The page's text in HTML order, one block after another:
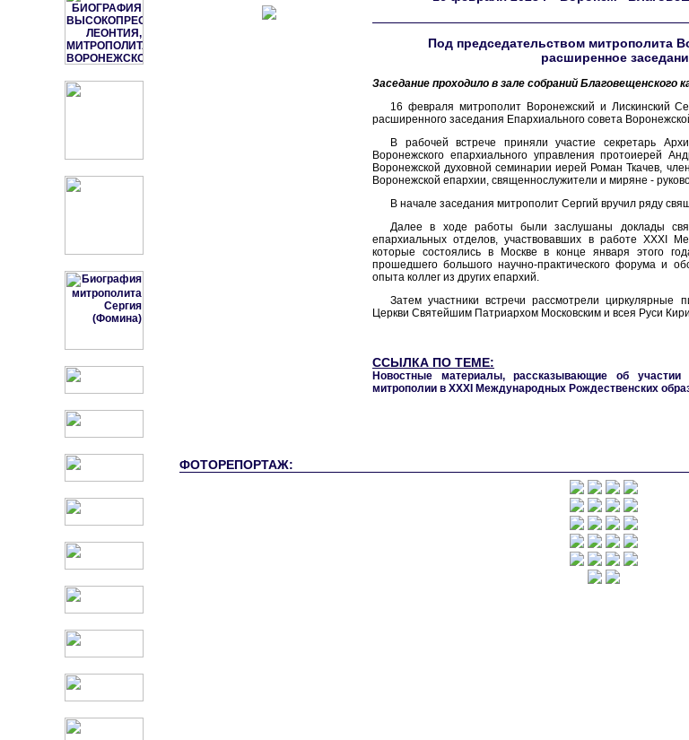
Под председательством митрополита
расширенное
Заседание проходило в зале собраний Благовещенского
16 февраля митрополит Воронежский и Лискинский
расширенного заседания Епархиального совета
В рабочей встрече приняли участие секретарь
Воронежского епархиального управления протоиерей
Воронежской духовной семинарии иерей Роман Ткачев,
Воронежской епархии, священнослужители и миряне -
В начале заседания митрополит Сергий вручил ряду
Далее в ходе работы были заслушаны доклады
епархиальных отделов, участвовавших в работе ХХХI
которые состоялись в Москве в конце января этого
прошедшего большого научно-практического форума и
опыта коллег из других епархий.
Затем участники встречи рассмотрели циркулярные
Церкви Святейшим Патриархом Московским и всея Руси
ССЫЛКА ПО ТЕМЕ:
Новостные материалы, рассказывающие об участии
митрополии в ХХХI Международных Рождественских
ФОТОРЕПОРТАЖ: